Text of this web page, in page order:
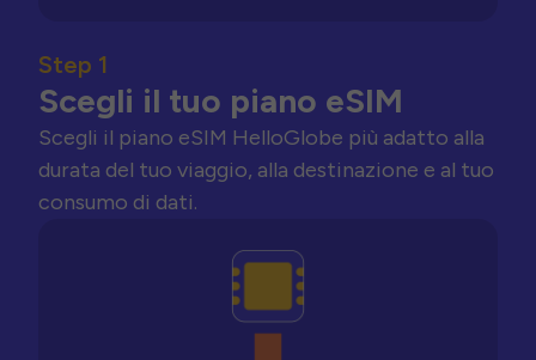
Step 1
Scegli il tuo piano eSIM
Scegli il piano eSIM HelloGlobe più adatto alla
durata del tuo viaggio, alla destinazione e al tuo
consumo di dati.